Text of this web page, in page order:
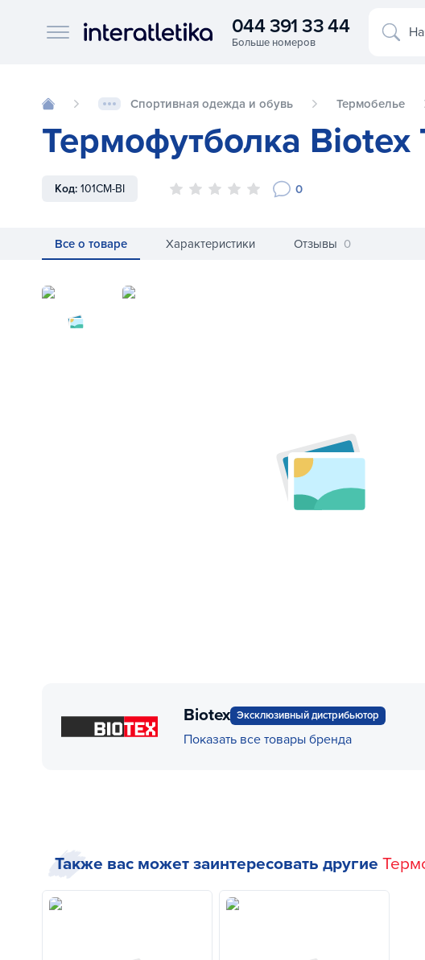
Interatletika logo
044 391 33 44
Спортивная одежда и обувь Термобелье
Термофутболка Biotex
Код: 101CM-BI 0
Все о товаре Характеристики Отзывы 0
Термофутболка Biotex Technotrans 101CM-BI men
Biotex Эксклюзивный дистрибьютор
Показать все товары бренда
Также вас может заинтересовать другие